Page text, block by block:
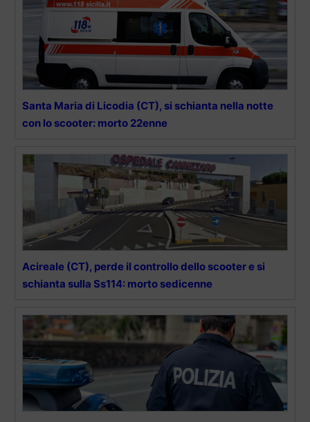
Santa Maria di Licodia (CT), si schianta nella notte
con lo scooter: morto 22enne
Acireale (CT), perde il controllo dello scooter e si
schianta sulla Ss114: morto sedicenne